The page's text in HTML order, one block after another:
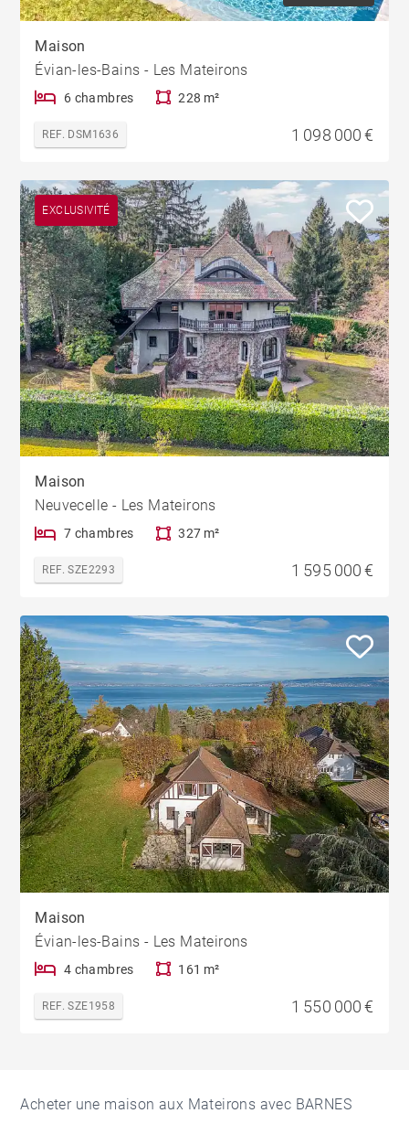
Maison
Évian-les-Bains - Les Mateirons
6 chambres 228 m²
REF. DSM1636 1 098 000 €
EXCLUSIVITÉ
Maison
Neuvecelle - Les Mateirons
7 chambres 327 m²
REF. SZE2293 1 595 000 €
Maison
Évian-les-Bains - Les Mateirons
4 chambres 161 m²
REF. SZE1958 1 550 000 €
Acheter une maison aux Mateirons avec BARNES